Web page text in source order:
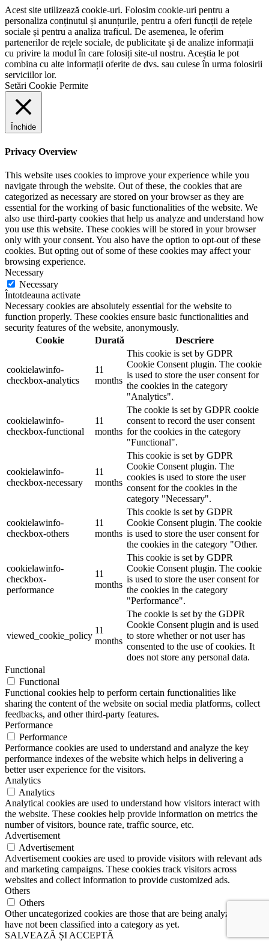
Acest site utilizează cookie-uri. Folosim cookie-uri pentru a
personaliza conținutul și anunțurile, pentru a oferi funcții de rețele
sociale și pentru a analiza traficul. De asemenea, le oferim
partenerilor de rețele sociale, de publicitate și de analize informații
cu privire la modul în care folosiți site-ul nostru. Aceștia le pot
combina cu alte informații oferite de dvs. sau culese în urma folosirii
serviciilor lor.
Setări Cookie Permite
Închide
Privacy Overview
This website uses cookies to improve your experience while you
navigate through the website. Out of these, the cookies that are
categorized as necessary are stored on your browser as they are
essential for the working of basic functionalities of the website. We
also use third-party cookies that help us analyze and understand how
you use this website. These cookies will be stored in your browser
only with your consent. You also have the option to opt-out of these
cookies. But opting out of some of these cookies may affect your
browsing experience.
Necessary
Necessary
Întotdeauna activate
Necessary cookies are absolutely essential for the website to
function properly. These cookies ensure basic functionalities and
security features of the website, anonymously.
Cookie
Durată Descriere
cookielawinfo-
checkbox-analytics
11
months
This cookie is set by GDPR
Cookie Consent plugin. The cookie
is used to store the user consent for
the cookies in the category
"Analytics".
cookielawinfo-
checkbox-functional
11
months
The cookie is set by GDPR cookie
consent to record the user consent
for the cookies in the category
"Functional".
cookielawinfo-
checkbox-necessary
11
months
This cookie is set by GDPR
Cookie Consent plugin. The
cookies is used to store the user
consent for the cookies in the
category "Necessary".
cookielawinfo-
checkbox-others
11
months
This cookie is set by GDPR
Cookie Consent plugin. The cookie
is used to store the user consent for
the cookies in the category "Other.
cookielawinfo-
checkbox-
performance
11
months
This cookie is set by GDPR
Cookie Consent plugin. The cookie
is used to store the user consent for
the cookies in the category
"Performance".
viewed_cookie_policy
11
months
The cookie is set by the GDPR
Cookie Consent plugin and is used
to store whether or not user has
consented to the use of cookies. It
does not store any personal data.
Functional
Functional
Functional cookies help to perform certain functionalities like
sharing the content of the website on social media platforms, collect
feedbacks, and other third-party features.
Performance
Performance
Performance cookies are used to understand and analyze the key
performance indexes of the website which helps in delivering a
better user experience for the visitors.
Analytics
Analytics
Analytical cookies are used to understand how visitors interact with
the website. These cookies help provide information on metrics the
number of visitors, bounce rate, traffic source, etc.
Advertisement
Advertisement
Advertisement cookies are used to provide visitors with relevant ads
and marketing campaigns. These cookies track visitors across
websites and collect information to provide customized ads.
Others
Others
Other uncategorized cookies are those that are being analyzed and
have not been classified into a category as yet.
SALVEAZĂ ȘI ACCEPTĂ